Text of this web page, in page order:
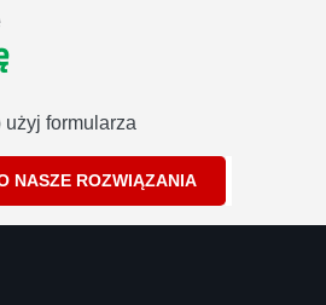
użyj formularza
NASZE ROZWIĄZANIA